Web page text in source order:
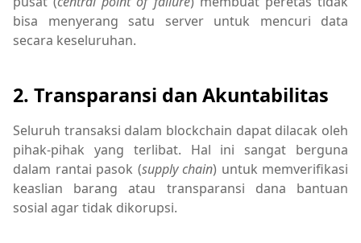
bisa menyerang satu server untuk mencuri data
secara keseluruhan.
2. Transparansi dan Akuntabilitas
Seluruh transaksi dalam blockchain dapat dilacak oleh
pihak-pihak yang terlibat. Hal ini sangat berguna
dalam rantai pasok (supply chain) untuk memverifikasi
keaslian barang atau transparansi dana bantuan
sosial agar tidak dikorupsi.